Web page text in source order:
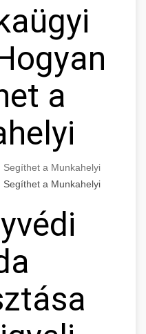
a
Segíthet a Munkahelyi
Segíthet a Munkahelyi